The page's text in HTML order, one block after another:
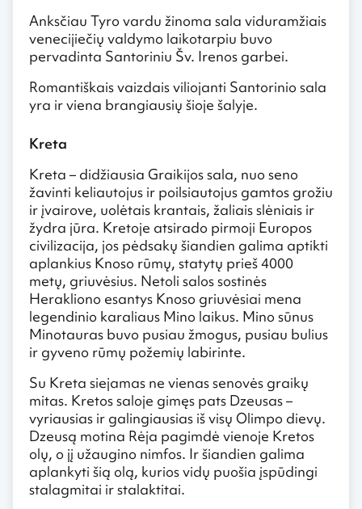
Anksčiau Tyro vardu žinoma sala viduramžiais
venecijiečių valdymo laikotarpiu buvo
pervadinta Santoriniu Šv. Irenos garbei.
Romantiškais vaizdais viliojanti Santorinio sala
yra ir viena brangiausių šioje šalyje.
Kreta
Kreta – didžiausia Graikijos sala, nuo seno
žavinti keliautojus ir poilsiautojus gamtos grožiu
ir įvairove, uolėtais krantais, žaliais slėniais ir
žydra jūra. Kretoje atsirado pirmoji Europos
civilizacija, jos pėdsakų šiandien galima aptikti
aplankius Knoso rūmų, statytų prieš 4000
metų, griuvėsius. Netoli salos sostinės
Herakliono esantys Knoso griuvėsiai mena
legendinio karaliaus Mino laikus. Mino sūnus
Minotauras buvo pusiau žmogus, pusiau bulius
ir gyveno rūmų požemių labirinte.
Su Kreta siejamas ne vienas senovės graikų
mitas. Kretos saloje gimęs pats Dzeusas –
vyriausias ir galingiausias iš visų Olimpo dievų.
Dzeusą motina Rėja pagimdė vienoje Kretos
olų, o jį užaugino nimfos. Ir šiandien galima
aplankyti šią olą, kurios vidų puošia įspūdingi
stalagmitai ir stalaktitai.